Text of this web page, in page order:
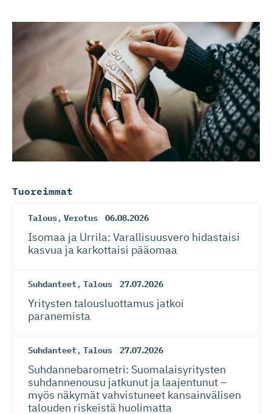
Tuoreimmat
Talous, Verotus 06.08.2026
Isomaa ja Urrila: Varallisuusvero hidastaisi
kasvua ja karkottaisi pääomaa
Suhdanteet, Talous 27.07.2026
Yritysten talousluottamus jatkoi
paranemista
Suhdanteet, Talous 27.07.2026
Suhdanneba­ro­metri: Suomalaisy­ri­tysten
suhdannenousu jatkunut ja laajentunut –
myös näkymät vahvistuneet kansainvälisen
talouden riskeistä huolimatta